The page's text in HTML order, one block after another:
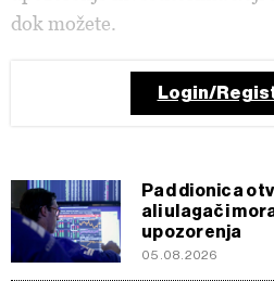
dok možete.
Login/
Pad dionica
ali ulagači
upozorenja
05.08.2026